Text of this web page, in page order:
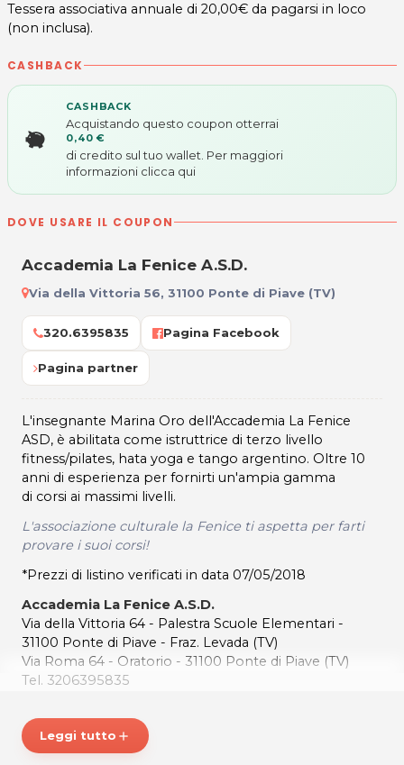
Tessera associativa annuale di 20,00€ da pagarsi in loco
(non inclusa).
CASHBACK
CASHBACK
Acquistando questo coupon otterrai
0,40 €
di credito sul tuo wallet. Per maggiori
informazioni clicca qui
DOVE USARE IL COUPON
Accademia La Fenice A.S.D.
Via della Vittoria 56, 31100 Ponte di Piave (TV)
320.6395835 Pagina Facebook
Pagina partner
L'insegnante Marina Oro dell'Accademia La Fenice
ASD, è abilitata come istruttrice di terzo livello
fitness/pilates, hata yoga e tango argentino. Oltre 10
anni di esperienza per fornirti un'ampia gamma
di corsi ai massimi livelli.
L'associazione culturale la Fenice ti aspetta per farti
provare i suoi corsi!
*Prezzi di listino verificati in data 07/05/2018
Accademia La Fenice A.S.D.
Via della Vittoria 64 - Palestra Scuole Elementari -
31100 Ponte di Piave - Fraz. Levada (TV)
Via Roma 64 - Oratorio - 31100 Ponte di Piave (TV)
Tel. 3206395835
Per ulteriori informazioni sull'offerta o sulle modalità di
acquisto scrivi a
posta@espevia.it
Leggi tutto add